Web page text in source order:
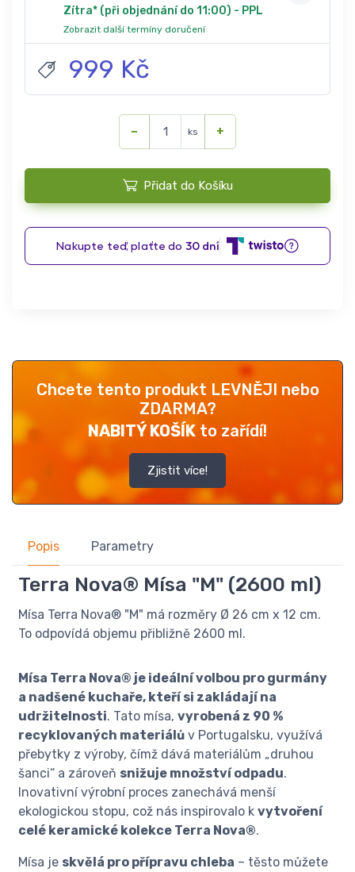
Zítra* (při objednání do 11:00) - PPL
Zobrazit další termíny doručení
999 Kč
− ks +
Přidat do Košíku
Chcete tento produkt LEVNĚJI nebo
ZDARMA?
NABITÝ KOŠÍK to zařídí!
Zjistit více!
Popis Parametry
Terra Nova® Mísa "M" (2600 ml)
Mísa Terra Nova® "M" má rozměry Ø 26 cm x 12 cm.
To odpovídá objemu přibližně 2600 ml.
Mísa Terra Nova® je ideální volbou pro gurmány
a nadšené kuchaře, kteří si zakládají na
udržitelnosti. Tato mísa, vyrobená z 90 %
recyklovaných materiálů v Portugalsku, využívá
přebytky z výroby, čímž dává materiálům „druhou
šanci“ a zároveň snižuje množství odpadu.
Inovativní výrobní proces zanechává menší
ekologickou stopu, což nás inspirovalo k vytvoření
celé keramické kolekce Terra Nova®.
Mísa je skvělá pro přípravu chleba – těsto můžete